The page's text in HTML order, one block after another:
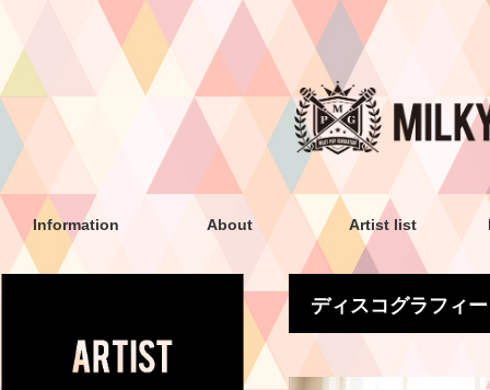
Information About Artist list
ディスコグラフィー